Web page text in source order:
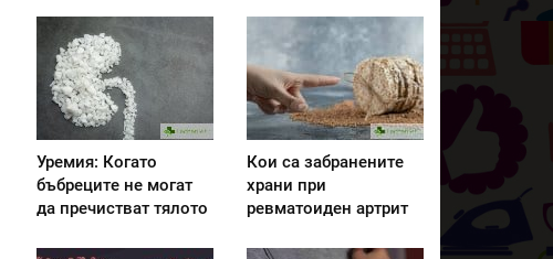
Уремия: Когато
бъбреците не могат
да пречистват тялото
Кои са забранените
храни при
ревматоиден артрит